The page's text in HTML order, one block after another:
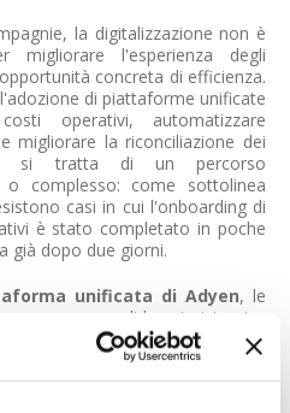
la digitalizzazione non è
l'esperienza degli
concreta di efficienza.
di piattaforme unificate
operativi, automatizzare
migliorare la riconciliazione dei
si tratta di un percorso
o complesso: come sottolinea
casi in cui l'onboarding di
è stato completato in poche
già dopo due giorni.
unificata di Adyen, le
possono consolidare i sistemi e
il trasferimento automatico di
e aumentare la precisione
e migliorare il valore del